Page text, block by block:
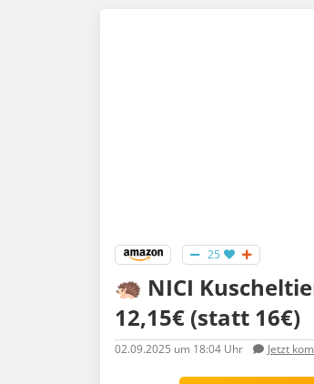
25
🦔 NICI
12,15€ (statt 16€)
02.09.2025 um 18:04 Uhr Jetzt